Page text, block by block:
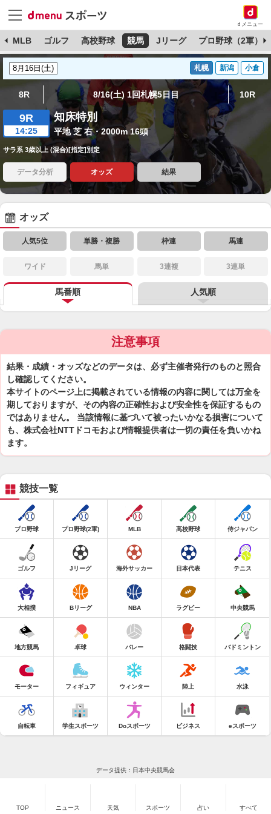
dメニュー
MLB ゴルフ 高校野球 競馬 Jリーグ プロ野球（2軍）
札幌 新潟 小倉
8R 8/16(土) 1回札幌5日目 10R
9R
14:25
知床特別
平地 芝 右・2000m 16頭
サラ系 3歳以上 (混合)[指定]別定
データ分析 オッズ 結果
オッズ
人気5位 単勝・複勝 枠連 馬連
ワイド 馬単 3連複 3連単
馬番順 人気順
注意事項
結果・成績・オッズなどのデータは、必ず主催者発行のものと照合
し確認してください。
本サイトのページ上に掲載されている情報の内容に関しては万全を
期しておりますが、その内容の正確性および安全性を保証するもの
ではありません。 当該情報に基づいて被ったいかなる損害について
も、株式会社NTTドコモおよび情報提供者は一切の責任を負いかね
ます。
競技一覧
プロ野球 プロ野球(2軍) MLB 高校野球 侍ジャパン
ゴルフ Jリーグ 海外サッカー 日本代表 テニス
大相撲 Bリーグ NBA ラグビー 中央競馬
地方競馬 卓球 バレー 格闘技 バドミントン
モーター フィギュア ウィンター 陸上 水泳
自転車 学生スポーツ Doスポーツ ビジネス eスポーツ
データ提供：日本中央競馬会
TOP ニュース 天気 スポーツ 占い すべて